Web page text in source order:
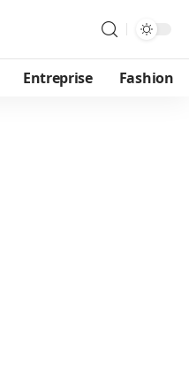
Entreprise Fashion